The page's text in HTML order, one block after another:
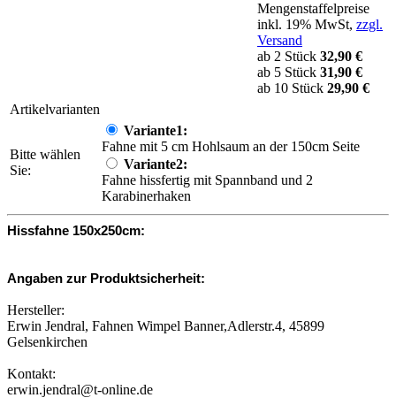
Mengenstaffelpreise
inkl. 19% MwSt, zzgl.
Versand
ab 2 Stück 32,90 €
ab 5 Stück 31,90 €
ab 10 Stück 29,90 €
Artikelvarianten
Bitte wählen
Sie:
Variante1:
Fahne mit 5 cm Hohlsaum an der 150cm Seite
Variante2:
Fahne hissfertig mit Spannband und 2
Karabinerhaken
Hissfahne 150x250cm:
Angaben zur Produktsicherheit:
Hersteller:
Erwin Jendral, Fahnen Wimpel Banner,Adlerstr.4, 45899
Gelsenkirchen
Kontakt:
erwin.jendral@t-online.de